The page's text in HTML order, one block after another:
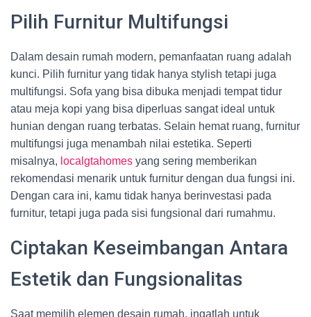
Pilih Furnitur Multifungsi
Dalam desain rumah modern, pemanfaatan ruang adalah
kunci. Pilih furnitur yang tidak hanya stylish tetapi juga
multifungsi. Sofa yang bisa dibuka menjadi tempat tidur
atau meja kopi yang bisa diperluas sangat ideal untuk
hunian dengan ruang terbatas. Selain hemat ruang, furnitur
multifungsi juga menambah nilai estetika. Seperti
misalnya, localgtahomes yang sering memberikan
rekomendasi menarik untuk furnitur dengan dua fungsi ini.
Dengan cara ini, kamu tidak hanya berinvestasi pada
furnitur, tetapi juga pada sisi fungsional dari rumahmu.
Ciptakan Keseimbangan Antara
Estetik dan Fungsionalitas
Saat memilih elemen desain rumah, ingatlah untuk